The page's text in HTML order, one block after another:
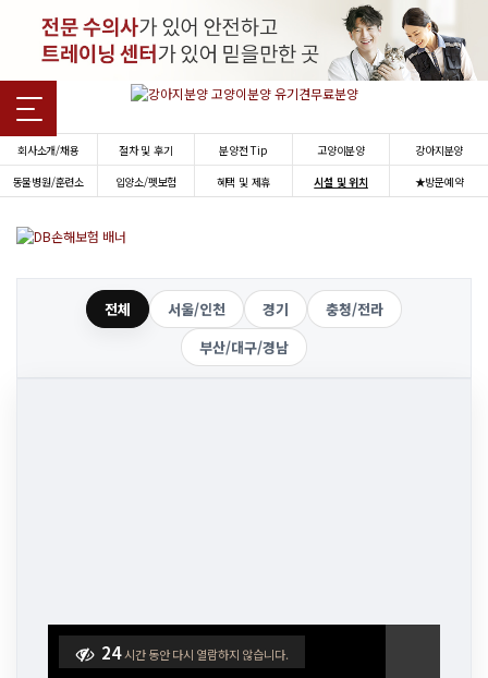
24시간 동안 다시 열람하지 않습니다.
회사소개/채용 절차 및 후기 분양전 Tip 고양이분양
강아지분양
동물병원/훈련소
입양소/펫보험 혜택 및 제휴 시설 및 위치 ★방문예약
전체 서울/인천 경기
충청/전라
부산/대구/경남